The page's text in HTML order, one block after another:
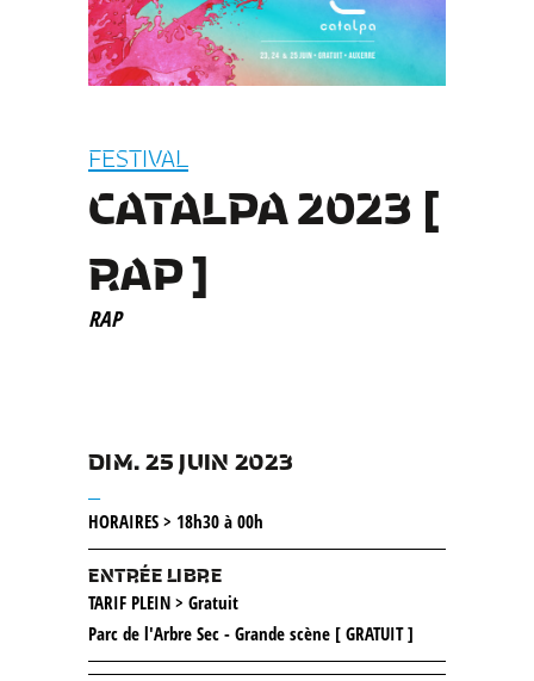
FESTIVAL
CATALPA 2023 [
RAP ]
RAP
DIM. 25 JUIN 2023
HORAIRES > 18h30 à 00h
ENTRÉE LIBRE
TARIF PLEIN > Gratuit
Parc de l'Arbre Sec - Grande scène [ GRATUIT ]